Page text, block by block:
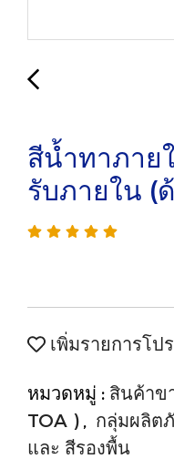
สีน้ำทาภาย
รับภายใน (
เพิ่มรายการโป
หมวดหมู่ : สินค้าข
TOA ) , กลุ่มผลิ
และ สีรองพื้น